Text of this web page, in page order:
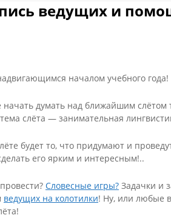
ведущих и
началом учебного года!
думать над ближайшим слётом
слёта — занимательная
будет то, что придумают и
его ярким и интересным!..
Словесные игры? Задачки и
ведущих на колотилки! Ну, или любые